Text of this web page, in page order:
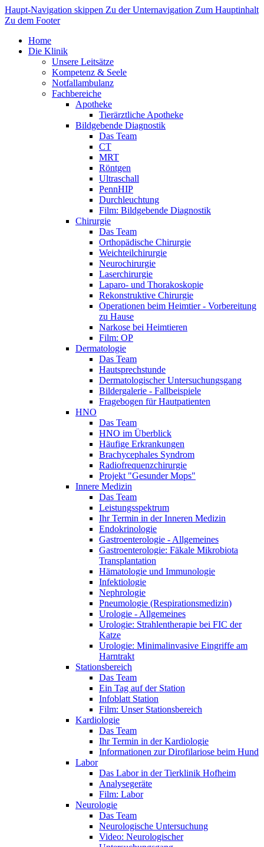
Haupt-Navigation skippen Zu der Unternavigation Zum Hauptinhalt
Zu dem Footer
Home
Die Klinik
Unsere Leitsätze
Kompetenz & Seele
Notfallambulanz
Fachbereiche
Apotheke
Tierärztliche Apotheke
Bildgebende Diagnostik
Das Team
CT
MRT
Röntgen
Ultraschall
PennHIP
Durchleuchtung
Film: Bildgebende Diagnostik
Chirurgie
Das Team
Orthopädische Chirurgie
Weichteilchirurgie
Neurochirurgie
Laserchirurgie
Laparo- und Thorakoskopie
Rekonstruktive Chirurgie
Operationen beim Heimtier - Vorbereitung
zu Hause
Narkose bei Heimtieren
Film: OP
Dermatologie
Das Team
Hautsprechstunde
Dermatologischer Untersuchungsgang
Bildergalerie - Fallbeispiele
Fragebogen für Hautpatienten
HNO
Das Team
HNO im Überblick
Häufige Erkrankungen
Brachycephales Syndrom
Radiofrequenzchirurgie
Projekt "Gesunder Mops"
Innere Medizin
Das Team
Leistungsspektrum
Ihr Termin in der Inneren Medizin
Endokrinologie
Gastroenterologie - Allgemeines
Gastroenterologie: Fäkale Mikrobiota
Transplantation
Hämatologie und Immunologie
Infektiologie
Nephrologie
Pneumologie (Respirationsmedizin)
Urologie - Allgemeines
Urologie: Strahlentherapie bei FIC der
Katze
Urologie: Minimalinvasive Eingriffe am
Harntrakt
Stationsbereich
Das Team
Ein Tag auf der Station
Infoblatt Station
Film: Unser Stationsbereich
Kardiologie
Das Team
Ihr Termin in der Kardiologie
Informationen zur Dirofilariose beim Hund
Labor
Das Labor in der Tierklinik Hofheim
Analysegeräte
Film: Labor
Neurologie
Das Team
Neurologische Untersuchung
Video: Neurologischer